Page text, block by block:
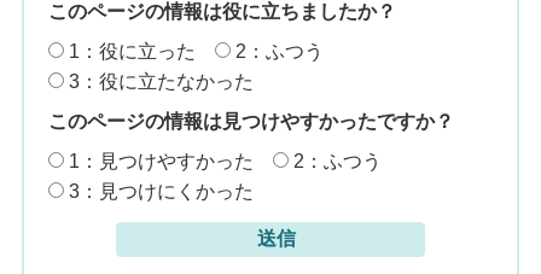
このページの情報は役に立ちましたか？
1：役に立った
2：ふつう
3：役に立たなかった
このページの情報は見つけやすかったですか？
1：見つけやすかった
2：ふつう
3：見つけにくかった